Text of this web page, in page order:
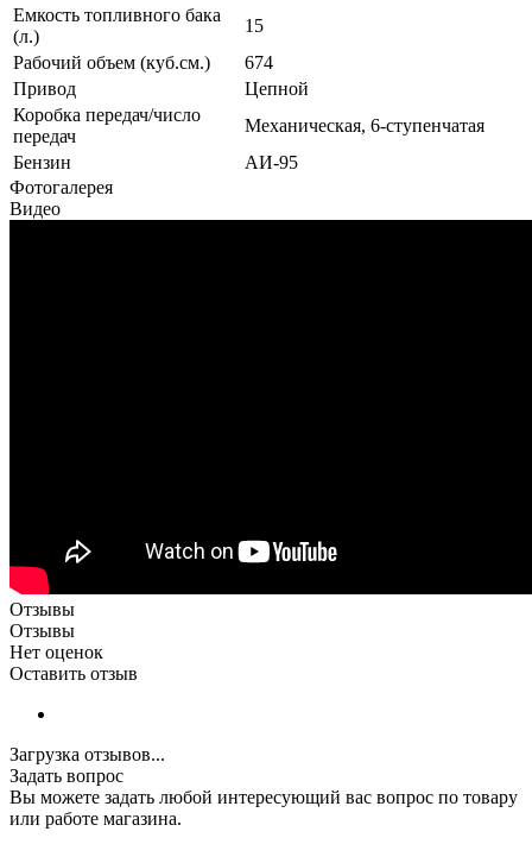
Емкость топливного бака
(л.)
15
Рабочий объем (куб.см.)
674
Привод
Цепной
Коробка передач/число
передач
Механическая, 6-ступенчатая
Бензин
АИ-95
Фотогалерея
Видео
Отзывы
Отзывы
Нет оценок
Оставить отзыв
Загрузка отзывов...
Задать вопрос
Вы можете задать любой интересующий вас вопрос по товару
или работе магазина.